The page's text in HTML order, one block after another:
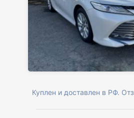
Куплен и доставлен в РФ.